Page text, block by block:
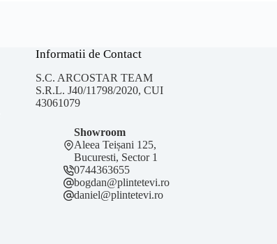
Informatii de Contact
S.C. ARCOSTAR TEAM
S.R.L. J40/11798/2020, CUI
43061079
Showroom
Aleea Teișani 125,
Bucuresti, Sector 1
0744363655
bogdan@plintetevi.ro
daniel@plintetevi.ro